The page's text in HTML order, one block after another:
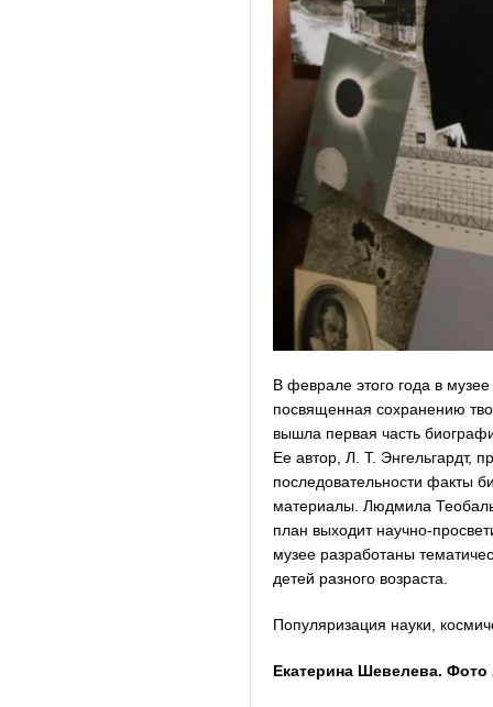
В феврале этого года в
посвященная сохранению
вышла первая часть
Ее автор, Л. Т. Энгельгардт,
последовательности факты
материалы. Людмила
план выходит научно-
музее разработаны
детей разного возраста.
Популяризация науки,
Екатерина Шевелева. Фото